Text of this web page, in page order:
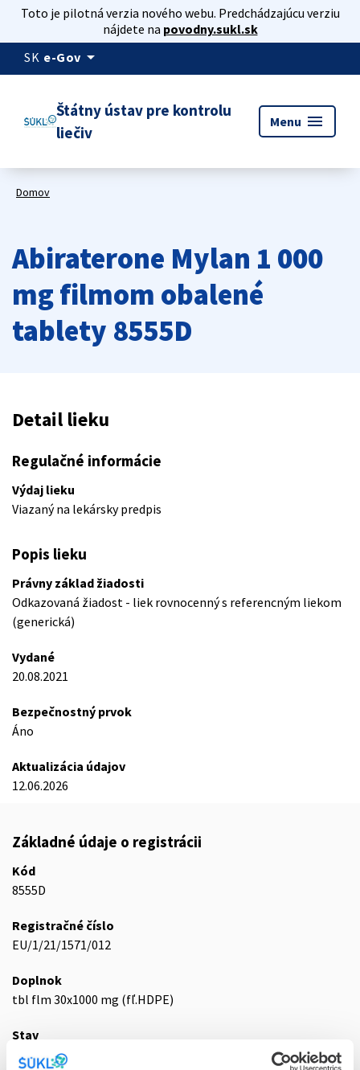
Toto je pilotná verzia nového webu. Predchádzajúcu verziu
nájdete na povodny.sukl.sk
SK e-Gov arrow_drop_down
Štátny ústav pre kontrolu
liečiv
Menu menu
Domov
Abiraterone Mylan 1 000
mg filmom obalené
tablety 8555D
Detail lieku
Regulačné informácie
Výdaj lieku
Viazaný na lekársky predpis
Popis lieku
Právny základ žiadosti
Odkazovaná žiadost - liek rovnocenný s referencným liekom
(generická)
Vydané
20.08.2021
Bezpečnostný prvok
Áno
Aktualizácia údajov
12.06.2026
Základné údaje o registrácii
Kód
8555D
Registračné číslo
EU/1/21/1571/012
Doplnok
tbl flm 30x1000 mg (fľ.HDPE)
Stav
E - EU registrácia